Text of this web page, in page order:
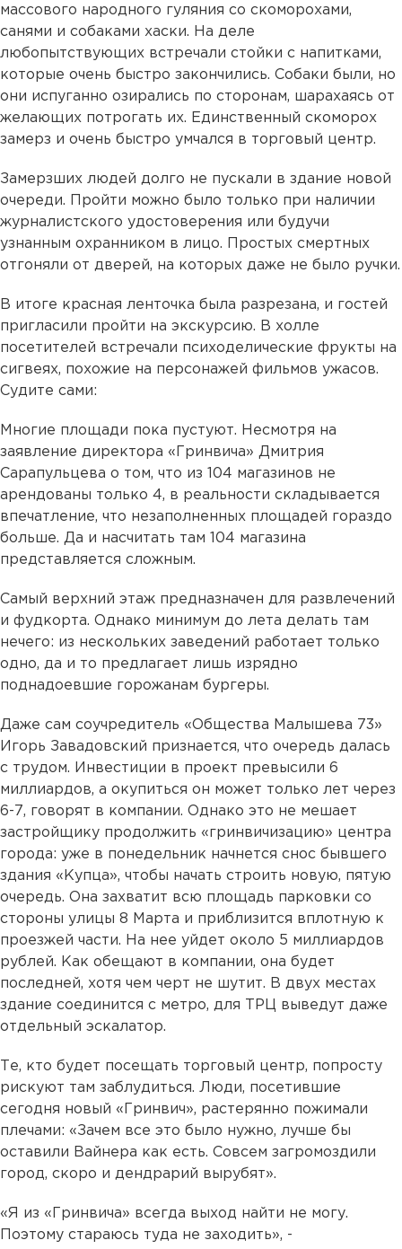
массового народного гуляния со скоморохами,
санями и собаками хаски. На деле
любопытствующих встречали стойки с напитками,
которые очень быстро закончились. Собаки были, но
они испуганно озирались по сторонам, шарахаясь от
желающих потрогать их. Единственный скоморох
замерз и очень быстро умчался в торговый центр.
Замерзших людей долго не пускали в здание новой
очереди. Пройти можно было только при наличии
журналистского удостоверения или будучи
узнанным охранником в лицо. Простых смертных
отгоняли от дверей, на которых даже не было ручки.
В итоге красная ленточка была разрезана, и гостей
пригласили пройти на экскурсию. В холле
посетителей встречали психоделические фрукты на
сигвеях, похожие на персонажей фильмов ужасов.
Судите сами:
Многие площади пока пустуют. Несмотря на
заявление директора «Гринвича» Дмитрия
Сарапульцева о том, что из 104 магазинов не
арендованы только 4, в реальности складывается
впечатление, что незаполненных площадей гораздо
больше. Да и насчитать там 104 магазина
представляется сложным.
Самый верхний этаж предназначен для развлечений
и фудкорта. Однако минимум до лета делать там
нечего: из нескольких заведений работает только
одно, да и то предлагает лишь изрядно
поднадоевшие горожанам бургеры.
Даже сам соучредитель «Общества Малышева 73»
Игорь Завадовский признается, что очередь далась
с трудом. Инвестиции в проект превысили 6
миллиардов, а окупиться он может только лет через
6-7, говорят в компании. Однако это не мешает
застройщику продолжить «гринвичизацию» центра
города: уже в понедельник начнется снос бывшего
здания «Купца», чтобы начать строить новую, пятую
очередь. Она захватит всю площадь парковки со
стороны улицы 8 Марта и приблизится вплотную к
проезжей части. На нее уйдет около 5 миллиардов
рублей. Как обещают в компании, она будет
последней, хотя чем черт не шутит. В двух местах
здание соединится с метро, для ТРЦ выведут даже
отдельный эскалатор.
Те, кто будет посещать торговый центр, попросту
рискуют там заблудиться. Люди, посетившие
сегодня новый «Гринвич», растерянно пожимали
плечами: «Зачем все это было нужно, лучше бы
оставили Вайнера как есть. Совсем загромоздили
город, скоро и дендрарий вырубят».
«Я из «Гринвича» всегда выход найти не могу.
Поэтому стараюсь туда не заходить», -